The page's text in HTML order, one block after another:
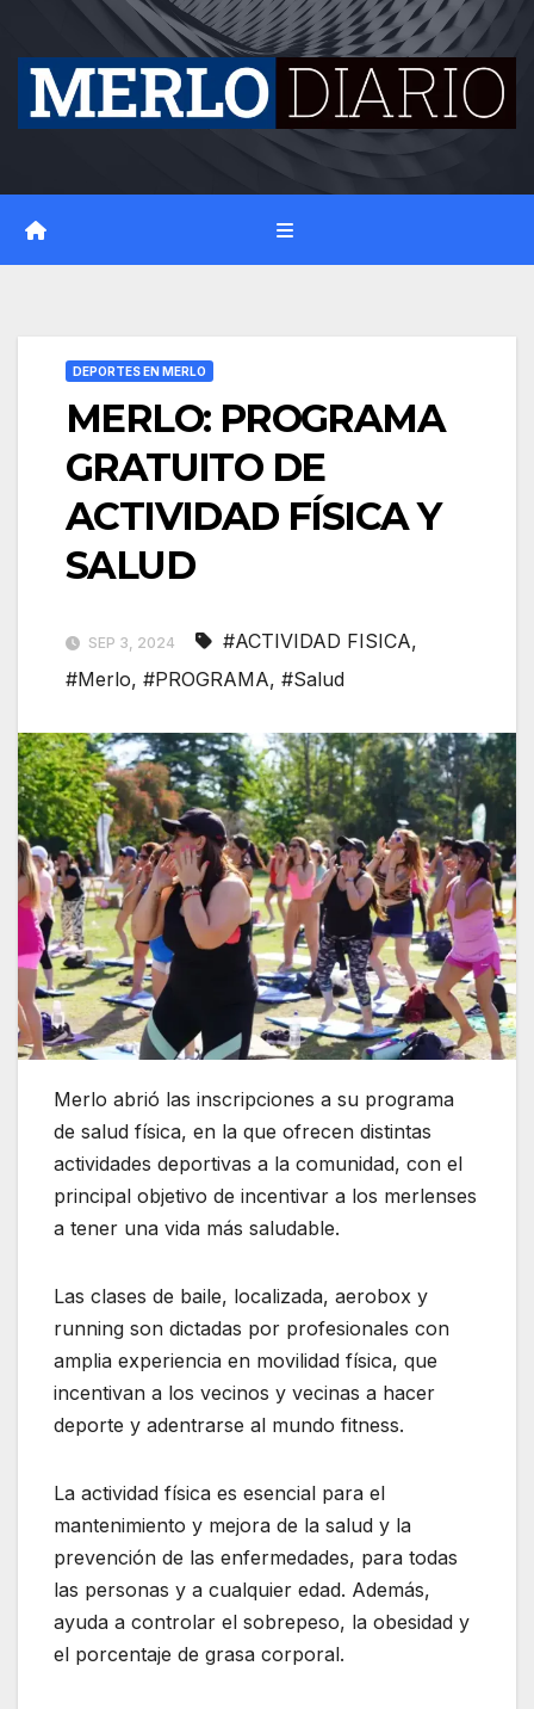
content
DEPORTES EN MERLO
MERLO: PROGRAMA
GRATUITO DE
ACTIVIDAD FÍSICA Y
SALUD
SEP 3, 2024 #ACTIVIDAD FISICA,
#Merlo, #PROGRAMA, #Salud
Merlo abrió las inscripciones a su programa
de salud física, en la que ofrecen distintas
actividades deportivas a la comunidad, con el
principal objetivo de incentivar a los merlenses
a tener una vida más saludable.
Las clases de baile, localizada, aerobox y
running son dictadas por profesionales con
amplia experiencia en movilidad física, que
incentivan a los vecinos y vecinas a hacer
deporte y adentrarse al mundo fitness.
La actividad física es esencial para el
mantenimiento y mejora de la salud y la
prevención de las enfermedades, para todas
las personas y a cualquier edad. Además,
ayuda a controlar el sobrepeso, la obesidad y
el porcentaje de grasa corporal.